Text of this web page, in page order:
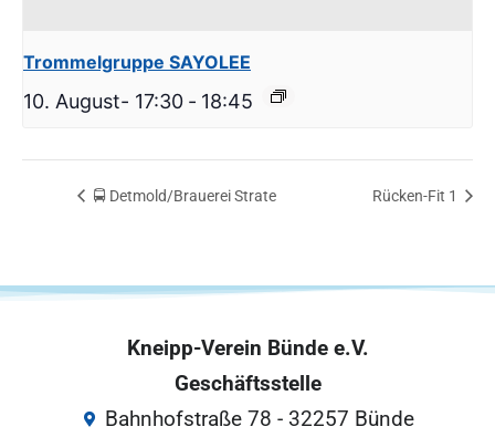
Trommelgruppe SAYOLEE
10. August- 17:30 - 18:45
🚍 Detmold/Brauerei Strate Rücken-Fit 1
Kneipp-Verein Bünde e.V.
Geschäftsstelle
Bahnhofstraße 78 - 32257 Bünde